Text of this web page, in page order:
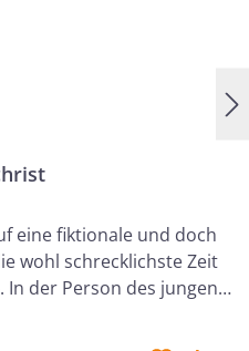
reagieren.Mit einem
eine fiktionale und doch
wohl schrecklichste Zeit
der Person des jungen